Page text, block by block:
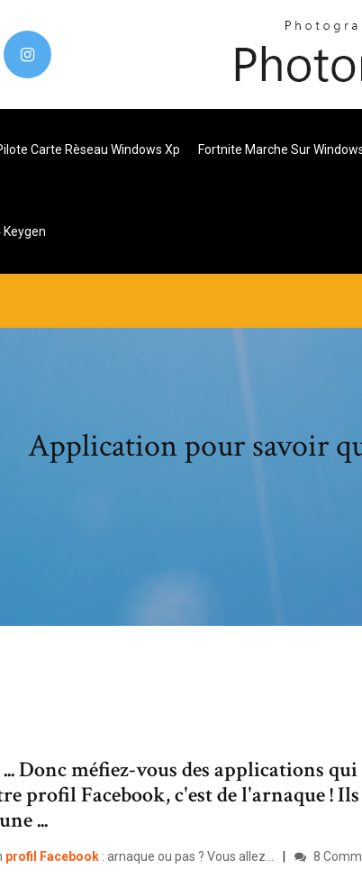
Carte Rèseau Windows Xp Fortnite Marche Sur
Keygen
Application pour savoir
... Donc méfiez-vous des applications
profil Facebook, c'est de l'arnaque !
...
profil Facebook : arnaque ou pas ? Vous allez… 8